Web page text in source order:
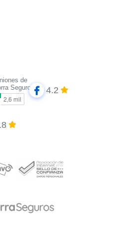
de
Seguros
4.2